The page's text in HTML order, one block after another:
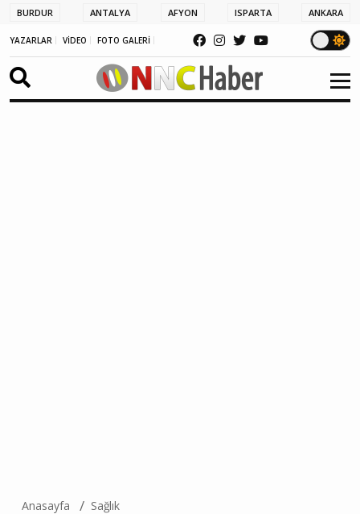
BURDUR ANTALYA AFYON ISPARTA ANKARA
YAZARLAR VİDEO FOTO GALERİ
Anasayfa Sağlık